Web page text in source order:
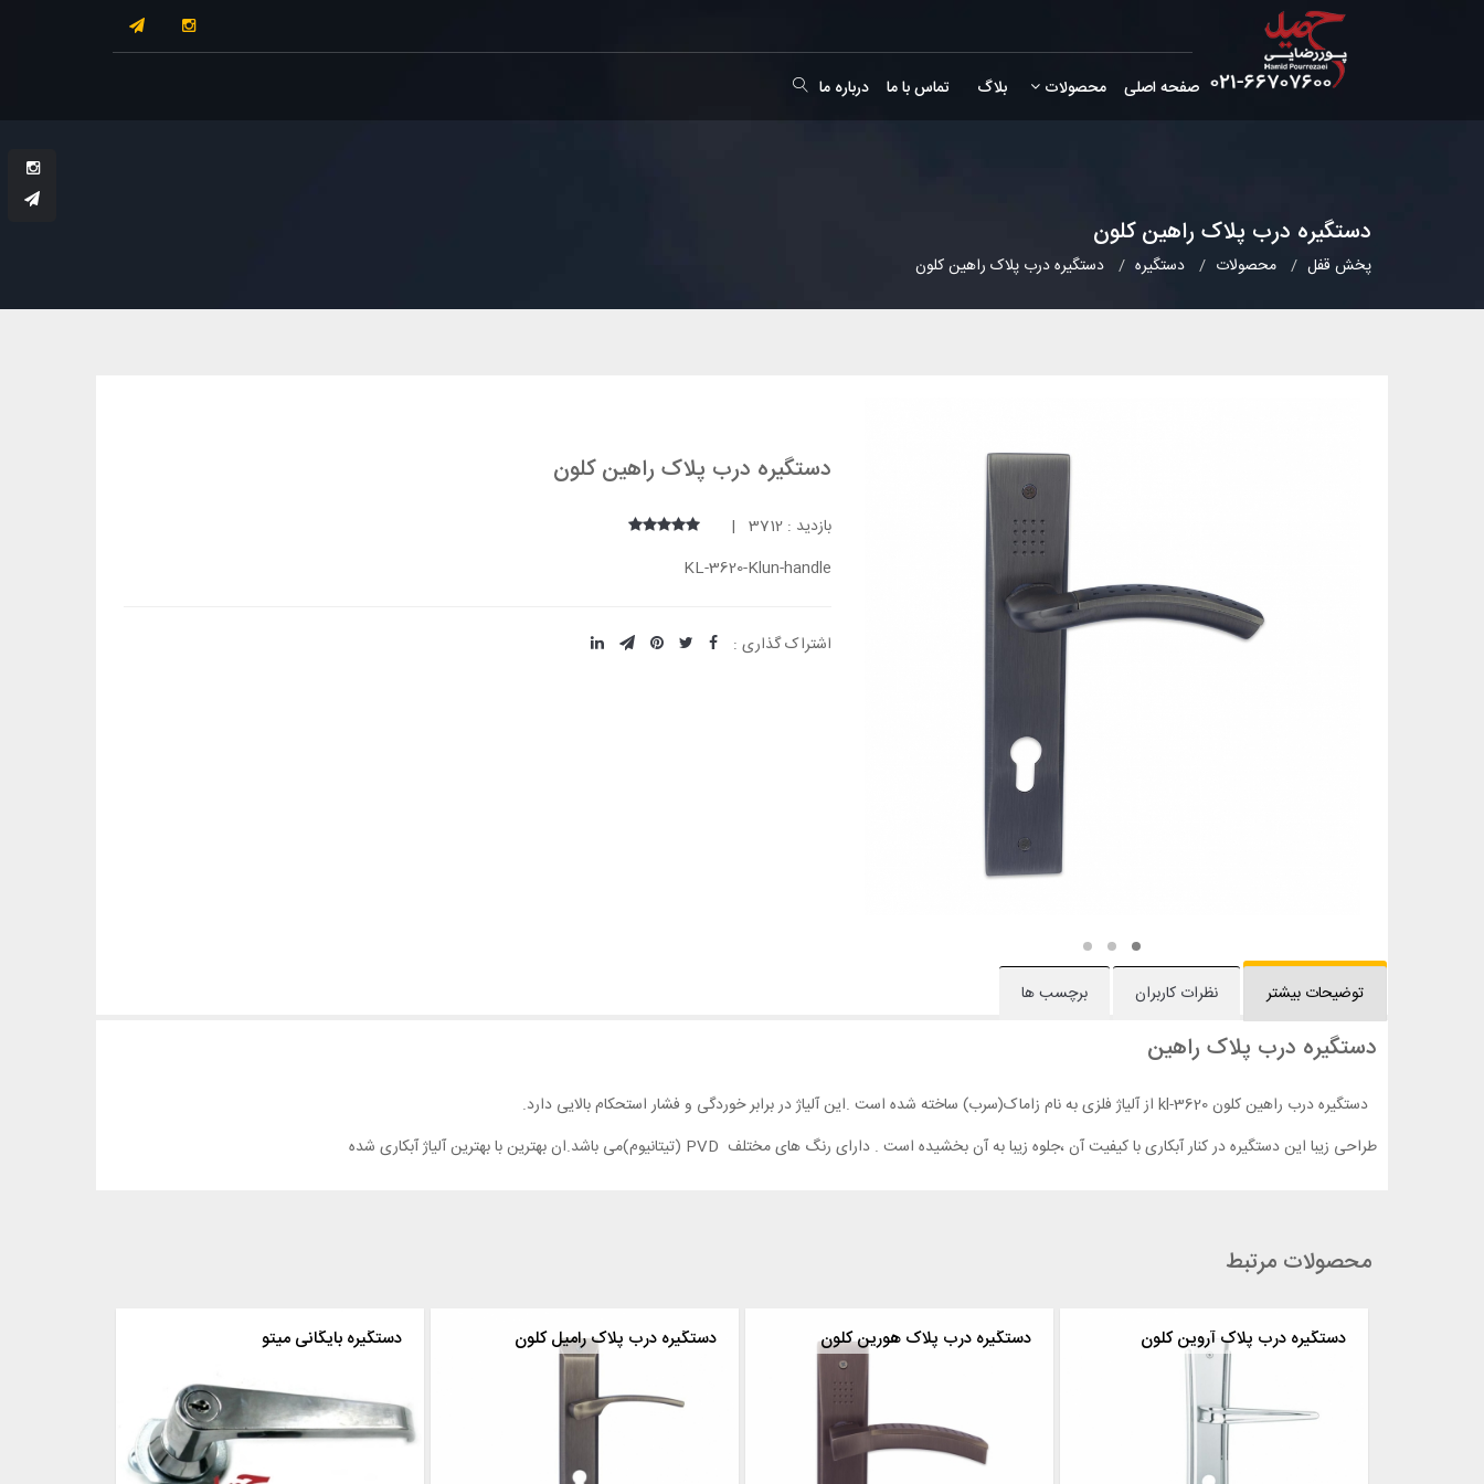
صفحه اصلی محصولات بلاگ تماس با ما درباره ما
دستگیره درب پلاک راهین کلون
پخش قفل محصولات دستگیره دستگیره درب پلاک راهین کلون
دستگیره درب پلاک راهین کلون
بازدید : 3712 |
KL-3620-Klun-handle
اشتراک گذاری :
توضیحات بیشتر نظرات کاربران برچسب ها
دستگیره درب پلاک راهین
دستگیره درب راهین کلون kl-3620 از آلیاژ فلزی به نام زاماک(سرب) ساخته شده است .این آلیاژ در برابر خوردگی و فشار استحکام بالایی دارد.
طراحی زیبا این دستگیره در کنار آبکاری با کیفیت آن ،جلوه زیبا به آن بخشیده است . دارای رنگ های مختلف PVD (تیتانیوم)می باشد.ان بهترین با بهترین آلیاژ آبکاری شده
محصولات مرتبط
دستگیره بایگانی میتو دستگیره درب پلاک رامیل کلون دستگیره درب پلاک هورین کلون دستگیره درب پلاک آروین کلون